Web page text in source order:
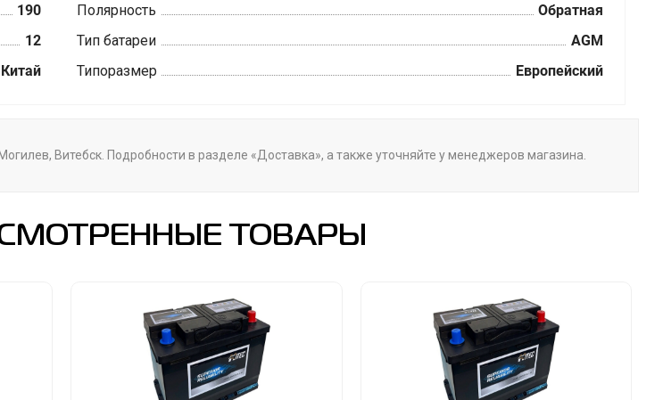
190 Полярность
Обратная
12 Тип батареи
AGM
Китай Типоразмер Европейский
Витебск. Подробности в разделе «Доставка», а также уточняйте у менеджеров магазина.
ТОВАРЫ